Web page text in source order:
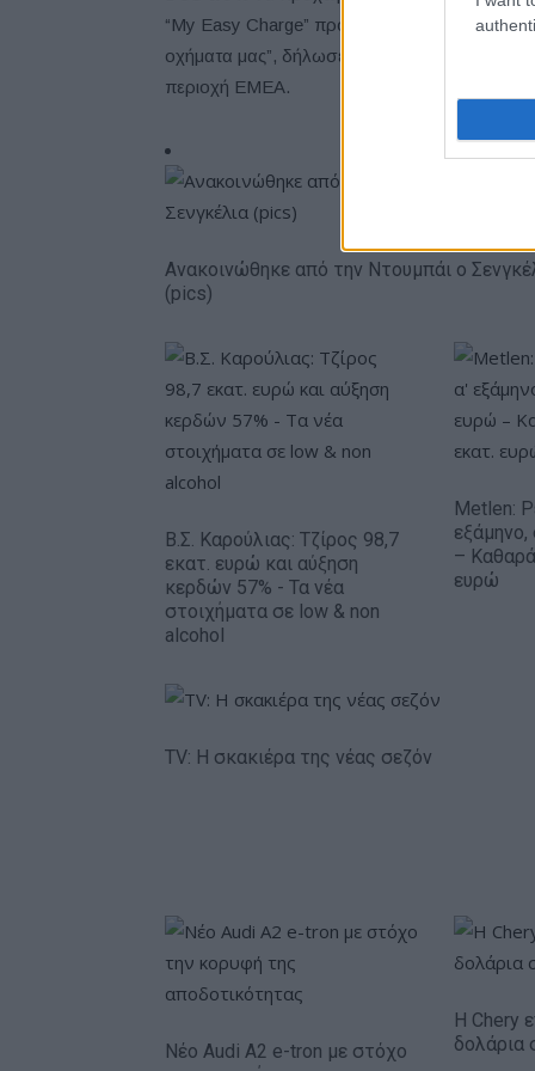
“My Easy Charge” προσφέρουμε μια
οχήματα μας”, δήλωσε ο
περιοχή EMEA.
Ανακοινώθηκε από την Ντουμπάι ο
(pics)
Β.Σ. Καρούλιας: Τζίρος 98,7
εκατ. ευρώ και αύξηση
κερδών 57% - Τα νέα
στοιχήματα σε low & non
alcohol
Metlen:
–
ευρώ
TV: Η σκακιέρα της νέας σεζόν
Νέο Audi A2 e-tron με στόχο
Η Chery
δολάρια